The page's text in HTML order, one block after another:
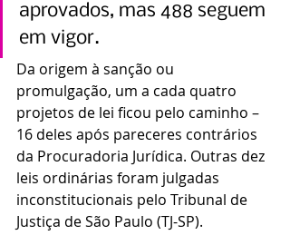
aprovados, mas 488 seguem
em vigor.
Da origem à sanção ou
promulgação, um a cada quatro
projetos de lei ficou pelo caminho –
16 deles após pareceres contrários
da Procuradoria Jurídica. Outras dez
leis ordinárias foram julgadas
inconstitucionais pelo Tribunal de
Justiça de São Paulo (TJ-SP).